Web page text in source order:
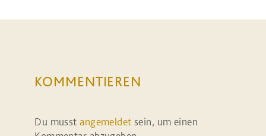
KOMMENTIEREN
Du musstangemeldet sein, um einen